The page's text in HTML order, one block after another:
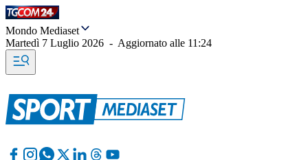
Mondo Mediaset
Martedì 7 Luglio 2026 - Aggiornato alle 11:24